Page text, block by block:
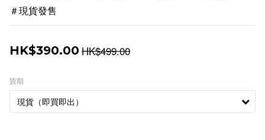
＃現貨發售
HK$390.00 HK$499.00
貨期